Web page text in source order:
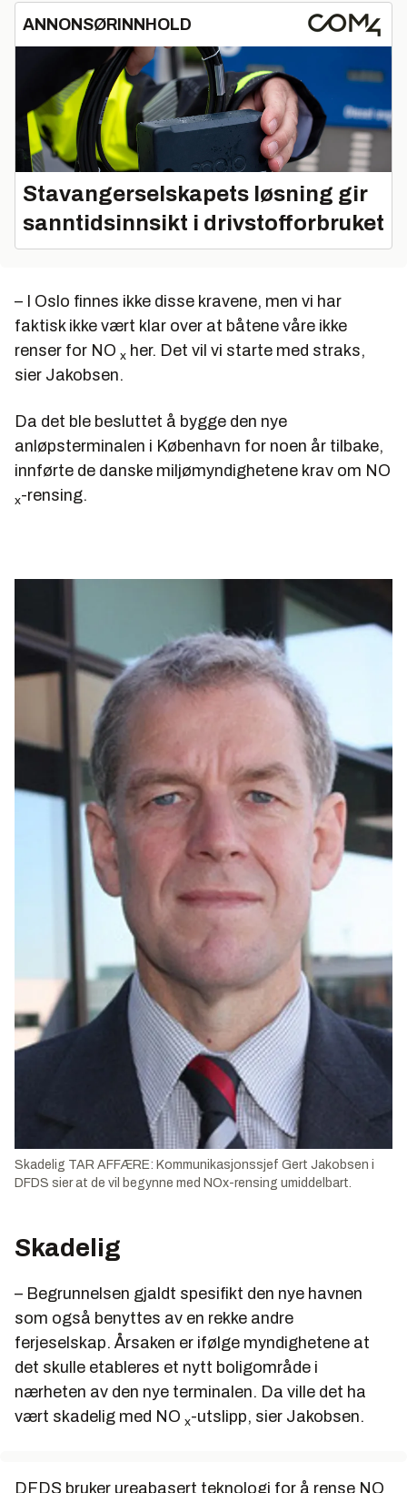
de tilsluttede bedriftene. NOx-fondet er stiftet av
14 samarbeidende næringsorganisasjoner.
Kilder: Bellona, Yara, NHO.
ANNONSØRINNHOLD
Stavangerselskapets løsning gir
sanntidsinnsikt i drivstofforbruket
– I Oslo finnes ikke disse kravene, men vi har
faktisk ikke vært klar over at båtene våre ikke
renser for NO x her. Det vil vi starte med straks,
sier Jakobsen.
Da det ble besluttet å bygge den nye
anløpsterminalen i København for noen år tilbake,
innførte de danske miljømyndighetene krav om NO
x-rensing.
Skadelig TAR AFFÆRE: Kommunikasjonssjef Gert Jakobsen i
DFDS sier at de vil begynne med NOx-rensing umiddelbart.
Skadelig
– Begrunnelsen gjaldt spesifikt den nye havnen
som også benyttes av en rekke andre
ferjeselskap. Årsaken er ifølge myndighetene at
det skulle etableres et nytt boligområde i
nærheten av den nye terminalen. Da ville det ha
vært skadelig med NO x-utslipp, sier Jakobsen.
DFDS bruker ureabasert teknologi for å rense NO